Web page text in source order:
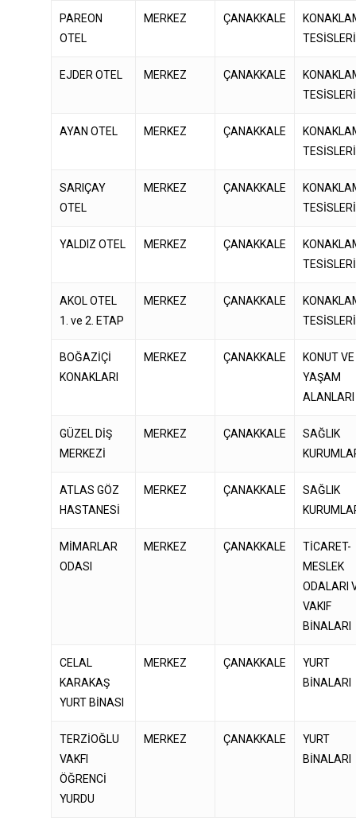
PAREON
OTEL
MERKEZ ÇANAKKALE
TESİSLERİ
EJDER OTEL MERKEZ ÇANAKKALE
TESİSLERİ
AYAN OTEL MERKEZ ÇANAKKALE
TESİSLERİ
SARIÇAY
OTEL
MERKEZ ÇANAKKALE
TESİSLERİ
YALDIZ OTEL MERKEZ ÇANAKKALE
TESİSLERİ
AKOL OTEL
1. ve 2. ETAP
MERKEZ ÇANAKKALE
TESİSLERİ
BOĞAZİÇİ
KONAKLARI
MERKEZ ÇANAKKALE
KONUT VE
YAŞAM
ALANLARI
GÜZEL DİŞ
MERKEZİ
MERKEZ ÇANAKKALE
SAĞLIK
ATLAS GÖZ
HASTANESİ
MERKEZ ÇANAKKALE
SAĞLIK
MİMARLAR
ODASI
MERKEZ ÇANAKKALE
TİCARET-
MESLEK
ODALARI
VAKIF
BİNALARI
CELAL
KARAKAŞ
YURT BİNASI
MERKEZ ÇANAKKALE
YURT
BİNALARI
TERZİOĞLU
VAKFI
ÖĞRENCİ
YURDU
MERKEZ ÇANAKKALE
YURT
BİNALARI